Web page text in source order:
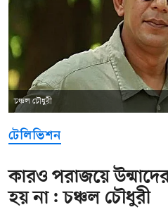
চঞ্চল চৌধুরী
টেলিভিশন
কারও পরাজয়ে
হয় না: চঞ্চল চৌধুরী